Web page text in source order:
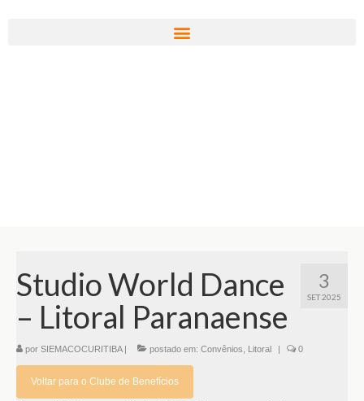
3
SET 2025
Studio World Dance
– Litoral Paranaense
por SIEMACOCURITIBA| postado em: Convênios Litoral | 0
Voltar para o Clube de Benefícios